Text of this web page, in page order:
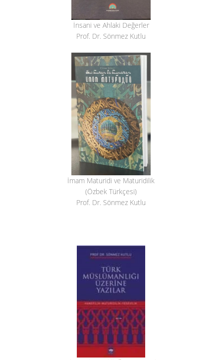
İnsani ve Ahlaki Değerler
Prof. Dr. Sönmez Kutlu
İmam Maturidi ve Maturidilik
(Özbek Türkçesi)
Prof. Dr. Sönmez Kutlu